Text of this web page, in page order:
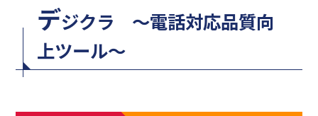
デジクラ ～電話対応品質向
上ツール～